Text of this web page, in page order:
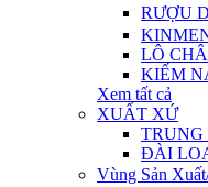
RƯỢU
LÔ
KIẾM
Xem tất cả
XUẤT XỨ
TRUNG
ĐÀI
Vùng Sản